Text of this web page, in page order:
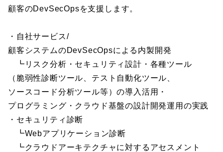
顧客のDevSecOpsを支援します。
・自社サービス/
顧客システムのDevSecOpsによる内製開発
┗リスク分析・セキュリティ設計・各種ツール
（脆弱性診断ツール、テスト自動化ツール、
ソースコード分析ツール等）の導入活用・
プログラミング・クラウド基盤の設計開発運用の実践
・セキュリティ診断
┗Webアプリケーション診断
┗クラウドアーキテクチャに対するアセスメント